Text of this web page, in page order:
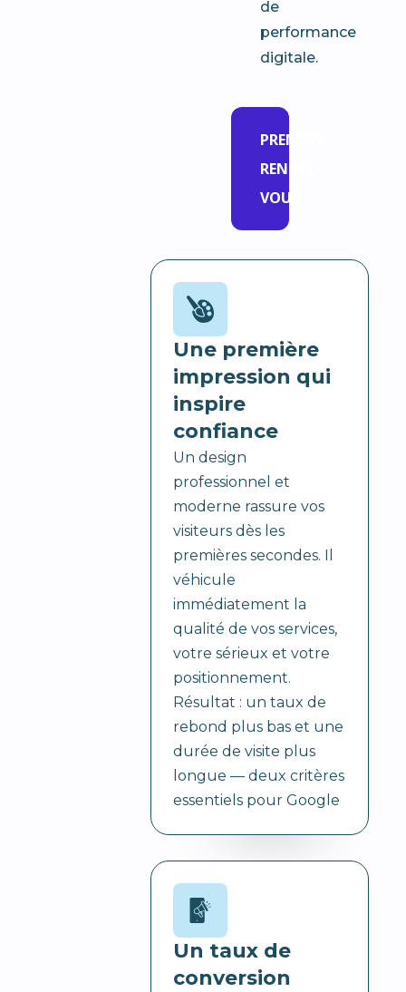
de
performance
digitale.
PRENDRE
RENDEZ-
VOUS
Une première
impression qui
inspire
confiance
Un design
professionnel et
moderne rassure vos
visiteurs dès les
premières secondes. Il
véhicule
immédiatement la
qualité de vos services,
votre sérieux et votre
positionnement.
Résultat : un taux de
rebond plus bas et une
durée de visite plus
longue — deux critères
essentiels pour Google
Un taux de
conversion